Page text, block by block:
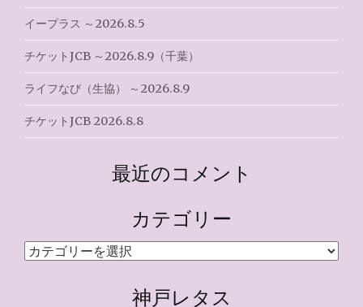
イープラス ～2026.8.5
チケットJCB ～2026.8.9（千葉）
ライフなび（生協） ～2026.8.9
チケットJCB 2026.8.8
最近のコメント
カテゴリー
カ
神戸レタス